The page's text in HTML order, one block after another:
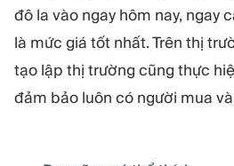
đô la vào ngay hôm nay, ngay
là mức giá tốt nhất. Trên thị
tạo lập thị trường cũng thực
đảm bảo luôn có người mua